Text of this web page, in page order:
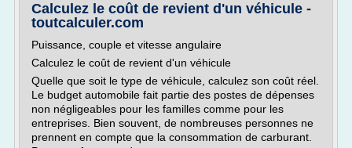
Calculez le coût de revient d'un véhicule -
toutcalculer.com
Puissance, couple et vitesse angulaire
Calculez le coût de revient d'un véhicule
Quelle que soit le type de véhicule, calculez son coût réel.
Le budget automobile fait partie des postes de dépenses
non négligeables pour les familles comme pour les
entreprises. Bien souvent, de nombreuses personnes ne
prennent en compte que la consommation de carburant.